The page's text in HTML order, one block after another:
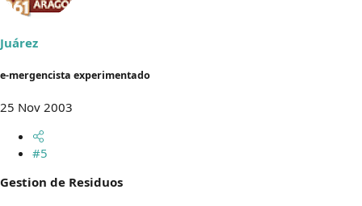
Juárez
e-mergencista experimentado
25 Nov 2003
#5
Gestion de Residuos